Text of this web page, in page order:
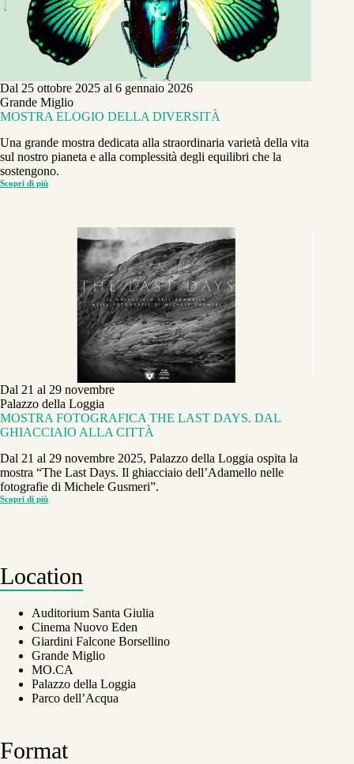
Dal 25 ottobre 2025 al 6 gennaio 2026
Grande Miglio
MOSTRA ELOGIO DELLA DIVERSITÀ
Una grande mostra dedicata alla straordinaria varietà della vita
sul nostro pianeta e alla complessità degli equilibri che la
sostengono.
Scopri di più
MOSTRA
Dal 21 al 29 novembre
Palazzo della Loggia
MOSTRA FOTOGRAFICA THE LAST DAYS. DAL
GHIACCIAIO ALLA CITTÀ
Dal 21 al 29 novembre 2025, Palazzo della Loggia ospita la
mostra “The Last Days. Il ghiacciaio dell’Adamello nelle
fotografie di Michele Gusmeri”.
Scopri di più
MOSTRA
ALLA
CITTÀ
Location
Auditorium Santa Giulia
Cinema Nuovo Eden
Giardini Falcone Borsellino
Grande Miglio
MO.CA
Palazzo della Loggia
Parco dell’Acqua
Format